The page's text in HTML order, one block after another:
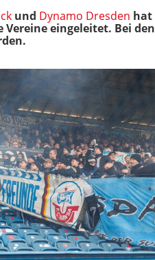
und Dynamo Dresden hat
Vereine eingeleitet. Bei den